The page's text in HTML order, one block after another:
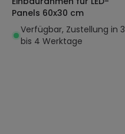
Panels 60x30 cm
Verfügbar, Zustellung in 3
bis 4 Werktage